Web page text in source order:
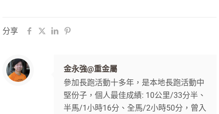
分享
金永強@重金屬
參加長跑活動十多年，是本地長跑活動中
堅份子，個人最佳成績: 10公里/33分半、
半馬/1小時16分、全馬/2小時50分，曾入